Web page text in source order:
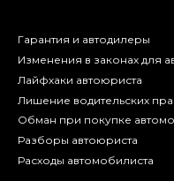
Гарантия и автодилеры
Изменения в законах для
Лайфхаки автоюриста
Лишение водительских
Обман при покупке
Разборы автоюриста
Расходы автомобилиста